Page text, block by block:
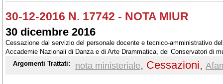
30-12-2016 N. 17742 - NOTA MIUR
30 dicembre 2016
Cessazione dal servizio del personale docente e tecnico-amministrativo
Accademie Nazionali di Danza e di Arte Drammatica, dei Conservatori di
Industrie Artistiche, per l'anno accademico 2017/2018.
Argomenti Trattati: nota ministeriale, Cessazioni,